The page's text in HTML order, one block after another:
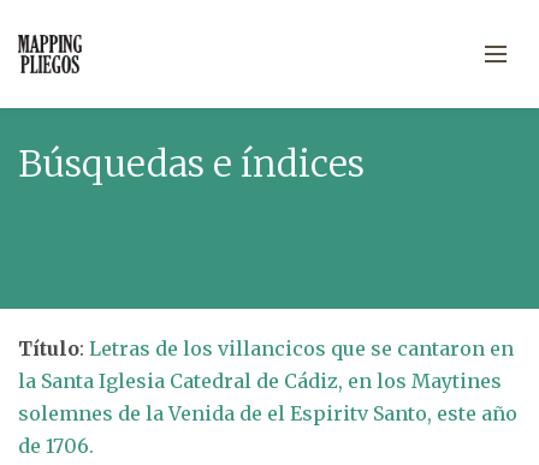
Búsquedas e índices
Título: Letras de los villancicos que se cantaron en
la Santa Iglesia Catedral de Cádiz, en los Maytines
solemnes de la Venida de el Espiritv Santo, este año
de 1706.